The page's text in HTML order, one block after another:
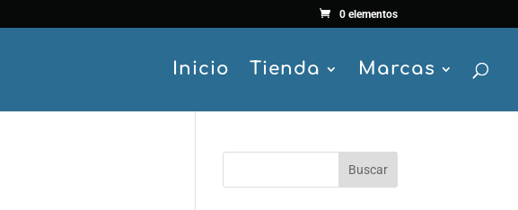
0 elementos
Inicio Tienda Marcas
Buscar